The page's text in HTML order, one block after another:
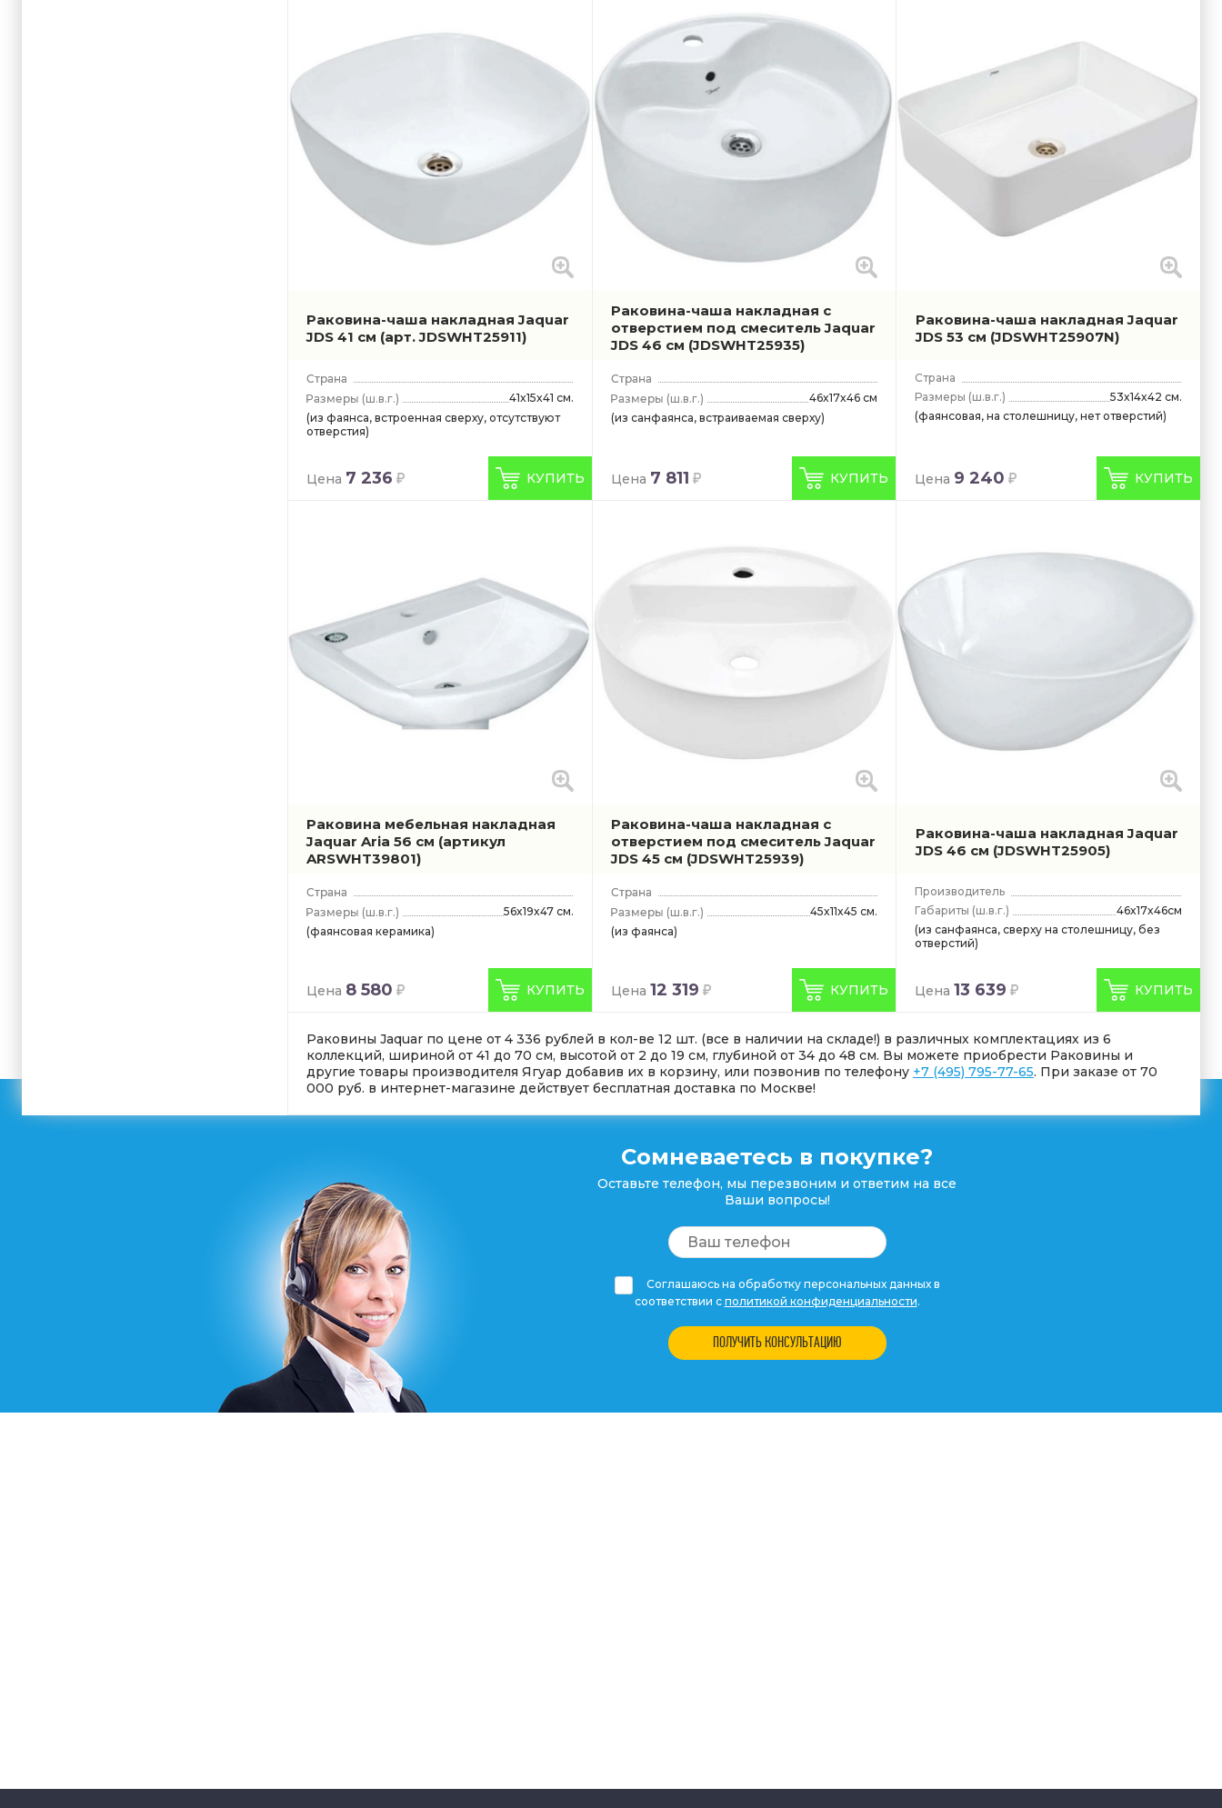
Раковина-чаша накладная Jaquar
JDS 41 см (арт. JDSWHT25911)
(ш.в.г.)
41x15x41 см.
(из фаянса, встроенная сверху, отсутствуют
отверстия)
Цена 7 236 КУПИТЬ
Раковина-чаша накладная с
отверстием под смеситель Jaquar
JDS 46 см (JDSWHT25935)
(ш.в.г.)
46x17x46 см
(из санфаянса, встраиваемая сверху)
Цена 7 811 КУПИТЬ
Раковина-чаша накладная Jaquar
JDS 53 см (JDSWHT25907N)
Страна
Размеры (ш.в.г.)
53x14x42 см.
(фаянсовая, на столешницу, нет отверстий)
Цена 9 240 КУПИТЬ
Раковина мебельная накладная
Jaquar Aria 56 см (артикул
ARSWHT39801)
(ш.в.г.)
56x19x47 см.
(фаянсовая керамика)
Цена 8 580 КУПИТЬ
Раковина-чаша накладная с
отверстием под смеситель Jaquar
JDS 45 см (JDSWHT25939)
(ш.в.г.)
45x11x45 см.
(из фаянса)
Цена 12 319 КУПИТЬ
Раковина-чаша накладная Jaquar
JDS 46 см (JDSWHT25905)
Производитель
Габариты (ш.в.г.)
46x17x46см
(из санфаянса, сверху на столешницу, без
отверстий)
Цена 13 639 КУПИТЬ
Раковины Jaquar по цене от 4 336 рублей в кол-ве 12 шт. (все в наличии на складе!) в различных комплектациях из 6
коллекций, шириной от 41 до 70 см, высотой от 2 до 19 см, глубиной от 34 до 48 см. Вы можете приобрести Раковины и
другие товары производителя Ягуар добавив их в корзину, или позвонив по телефону +7 (495) 795-77-65. При заказе от 70
000 руб. в интернет-магазине действует бесплатная доставка по Москве!
Сомневаетесь в покупке?
Оставьте телефон, мы перезвоним и ответим на все
Ваши вопросы!
Соглашаюсь на обработку персональных данных в
соответствии с политикой конфиденциальности.
ПОЛУЧИТЬ КОНСУЛЬТАЦИЮ